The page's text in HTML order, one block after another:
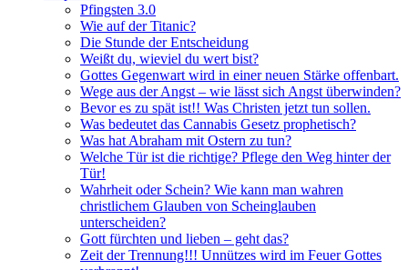
Pfingsten 3.0
Wie auf der Titanic?
Die Stunde der Entscheidung
Weißt du, wieviel du wert bist?
Gottes Gegenwart wird in einer neuen Stärke offenbart.
Wege aus der Angst – wie lässt sich Angst überwinden?
Bevor es zu spät ist!! Was Christen jetzt tun sollen.
Was bedeutet das Cannabis Gesetz prophetisch?
Was hat Abraham mit Ostern zu tun?
Welche Tür ist die richtige? Pflege den Weg hinter der
Tür!
Wahrheit oder Schein? Wie kann man wahren
christlichem Glauben von Scheinglauben
unterscheiden?
Gott fürchten und lieben – geht das?
Zeit der Trennung!!! Unnützes wird im Feuer Gottes